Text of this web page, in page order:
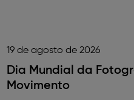
19 de agosto de 2026
Dia Mundial da
Movimento